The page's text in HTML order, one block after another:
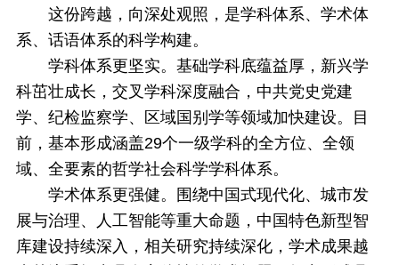
这份跨越，向深处观照，是学科体系、学术体
系、话语体系的科学构建。
学科体系更坚实。基础学科底蕴益厚，新兴学
科茁壮成长，交叉学科深度融合，中共党史党建
学、纪检监察学、区域国别学等领域加快建设。目
前，基本形成涵盖29个一级学科的全方位、全领
域、全要素的哲学社会科学学科体系。
学术体系更强健。围绕中国式现代化、城市发
展与治理、人工智能等重大命题，中国特色新型智
库建设持续深入，相关研究持续深化，学术成果越